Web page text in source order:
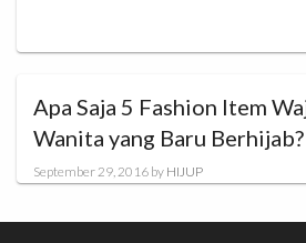
Apa Saja 5 Fashion Item
Wanita yang Baru Berhijab?
September 29, 2016 by HIJUP